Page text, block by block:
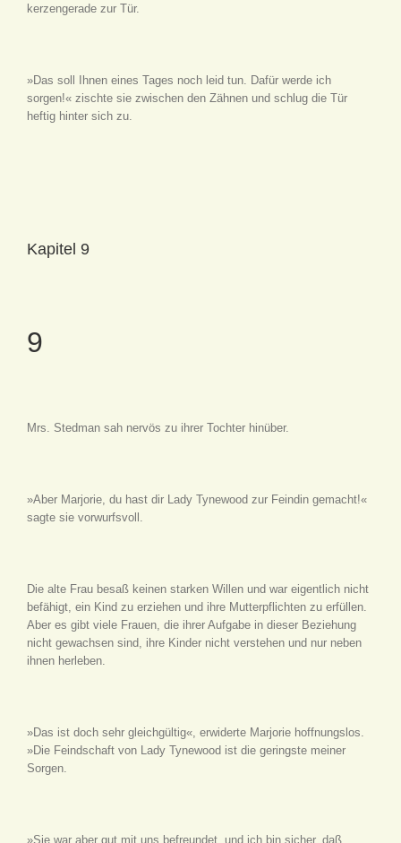
kerzengerade zur Tür.
»Das soll Ihnen eines Tages noch leid tun. Dafür werde ich
sorgen!« zischte sie zwischen den Zähnen und schlug die Tür
heftig hinter sich zu.
Kapitel 9
9
Mrs. Stedman sah nervös zu ihrer Tochter hinüber.
»Aber Marjorie, du hast dir Lady Tynewood zur Feindin gemacht!«
sagte sie vorwurfsvoll.
Die alte Frau besaß keinen starken Willen und war eigentlich nicht
befähigt, ein Kind zu erziehen und ihre Mutterpflichten zu erfüllen.
Aber es gibt viele Frauen, die ihrer Aufgabe in dieser Beziehung
nicht gewachsen sind, ihre Kinder nicht verstehen und nur neben
ihnen herleben.
»Das ist doch sehr gleichgültig«, erwiderte Marjorie hoffnungslos.
»Die Feindschaft von Lady Tynewood ist die geringste meiner
Sorgen.
»Sie war aber gut mit uns befreundet, und ich bin sicher, daß